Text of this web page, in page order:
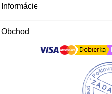
Informácie
Obchod